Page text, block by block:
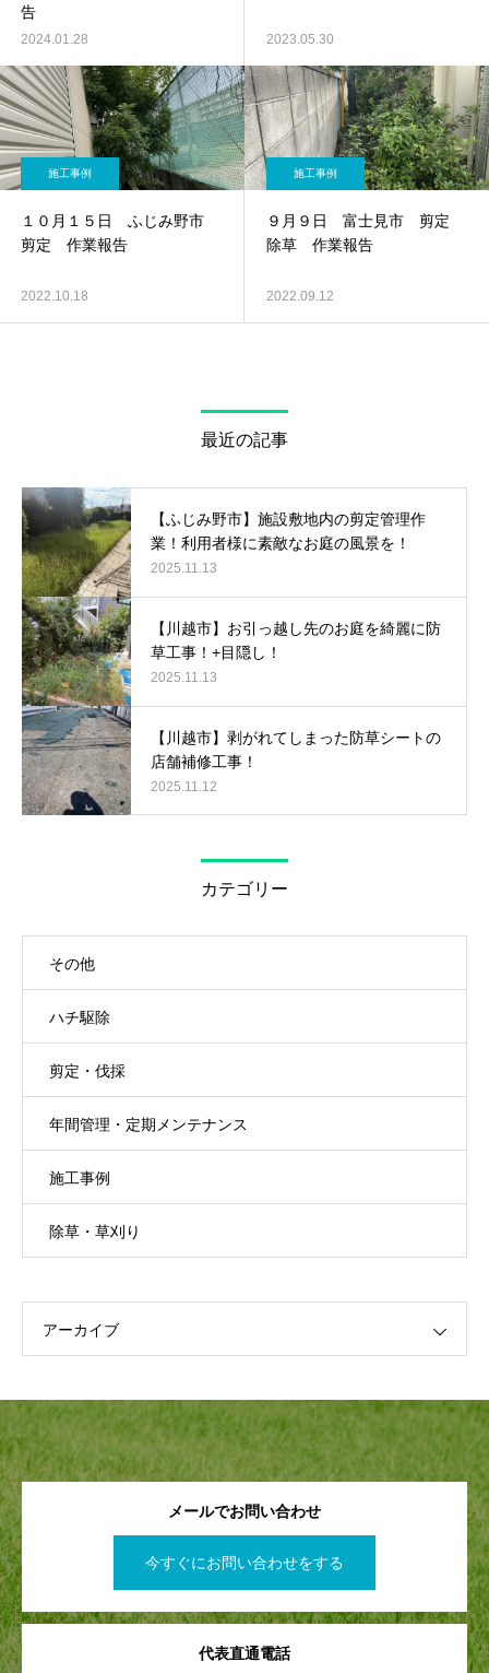
告
2024.01.28 2023.05.30
施工事例
１０月１５日 ふじみ野市
剪定 作業報告
2022.10.18
施工事例
９月９日 富士見市 剪定
除草 作業報告
2022.09.12
最近の記事
【ふじみ野市】施設敷地内の剪定管理作
業！利用者様に素敵なお庭の風景を！
2025.11.13
【川越市】お引っ越し先のお庭を綺麗に防
草工事！+目隠し！
2025.11.13
【川越市】剥がれてしまった防草シートの
店舗補修工事！
2025.11.12
カテゴリー
その他
ハチ駆除
剪定・伐採
年間管理・定期メンテナンス
施工事例
除草・草刈り
アーカイブ
メールでお問い合わせ
今すぐにお問い合わせをする
代表直通電話